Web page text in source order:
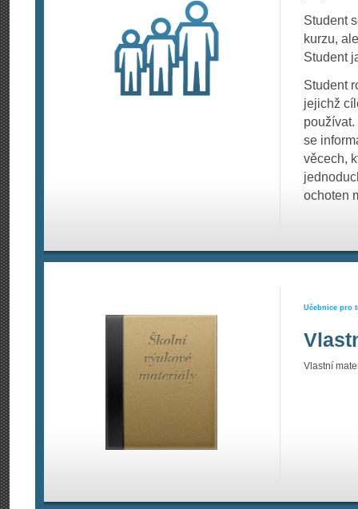
Student
kurzu,
Student
Student
jejichž
se
věcech,
ochoten
Učebnice pro
Vlastní